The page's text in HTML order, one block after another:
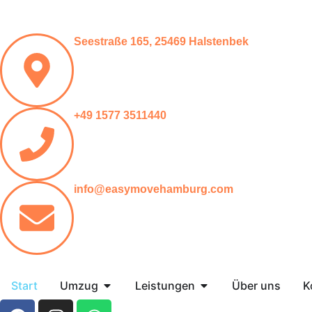
Seestraße 165, 25469 Halstenbek
+49 1577 3511440
info@easymovehamburg.com
Start Umzug Leistungen Über uns